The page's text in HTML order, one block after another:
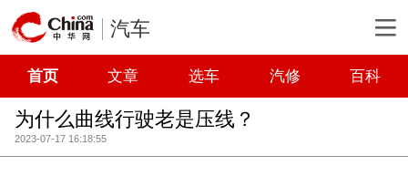
汽车
首页 文章 选车 汽修 百科
为什么曲线行驶老是压线？
2023-07-17 16:18:55